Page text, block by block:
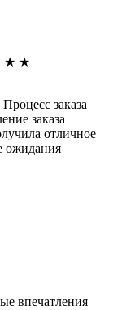
★ ★
заказа
заказа
отличное
ожидания
впечатления